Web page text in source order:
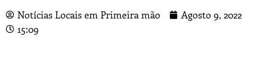
Notícias Locais em Primeira mão
Agosto 9, 2022
15:09